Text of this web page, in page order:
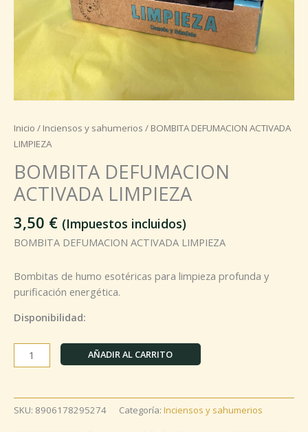
Inicio / Inciensos y sahumerios / BOMBITA DEFUMACION ACTIVADA
LIMPIEZA
BOMBITA DEFUMACION
ACTIVADA LIMPIEZA
3,50 € (Impuestos incluidos)
BOMBITA DEFUMACION ACTIVADA LIMPIEZA
Bombitas de humo esotéricas para limpieza profunda y
purificación energética.
Disponibilidad:
AÑADIR AL CARRITO
SKU: 8906178295274 Categoría: Inciensos y sahumerios